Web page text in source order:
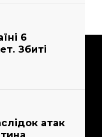
6
Збиті
атак
нашим